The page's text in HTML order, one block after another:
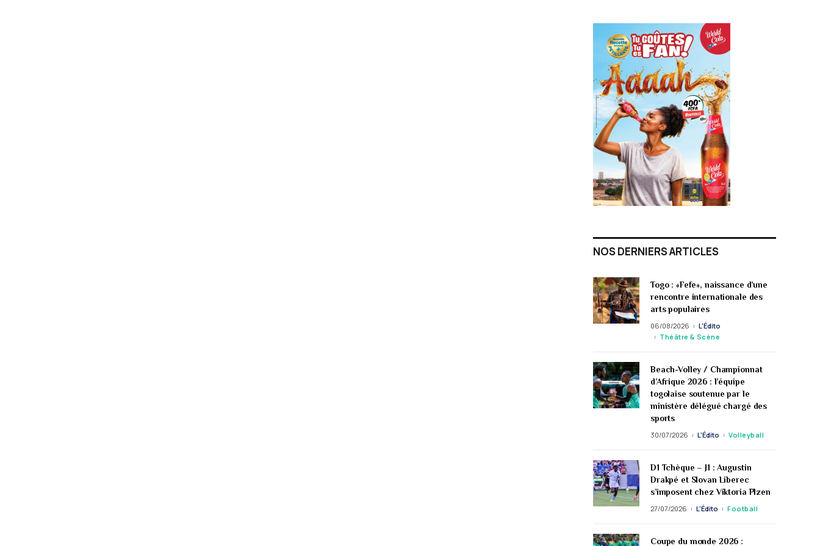
NOS DERNIERS ARTICLES
Togo : «Fefe», naissance d’une
rencontre internationale des
arts populaires
06/08/2026
L'Édito
Théâtre & Scène
Beach-Volley / Championnat
d’Afrique 2026 : l’équipe
togolaise soutenue par le
ministère délégué chargé des
sports
30/07/2026 L'Édito Volleyball
D1 Tchèque – J1 : Augustin
Drakpé et Slovan Liberec
s’imposent chez Viktoria Plzen
27/07/2026 L'Édito Football
Coupe du monde 2026 :